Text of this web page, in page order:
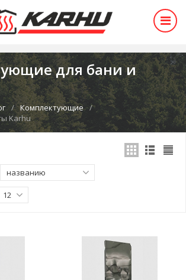
для бани и
Комплектующие
Karhu
названию
12